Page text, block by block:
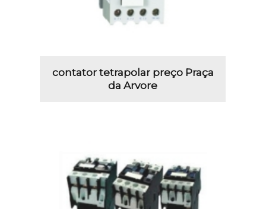
contator tetrapolar preço Praça
da Arvore